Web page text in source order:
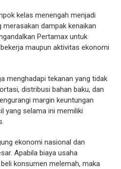
kelas menengah menjadi
dampak kenaikan
Pertamax untuk
maupun aktivitas ekonomi
menghadapi tekanan yang tidak
distribusi bahan baku, dan
margin keuntungan
yang selama ini memiliki
ekonomi nasional dan
Apabila biaya usaha
konsumen melemah, maka